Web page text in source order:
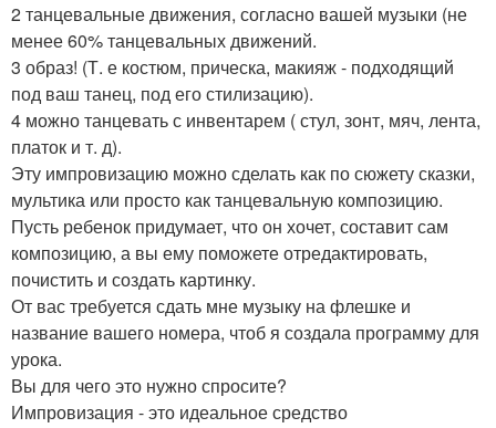
2 танцевальные движения, согласно вашей музыки (не
менее 60% танцевальных движений.
3 образ! (Т. е костюм, прическа, макияж - подходящий
под ваш танец, под его стилизацию).
4 можно танцевать с инвентарем ( стул, зонт, мяч, лента,
платок и т. д).
Эту импровизацию можно сделать как по сюжету сказки,
мультика или просто как танцевальную композицию.
Пусть ребенок придумает, что он хочет, составит сам
композицию, а вы ему поможете отредактировать,
почистить и создать картинку.
От вас требуется сдать мне музыку на флешке и
название вашего номера, чтоб я создала программу для
урока.
Вы для чего это нужно спросите?
Импровизация - это идеальное средство